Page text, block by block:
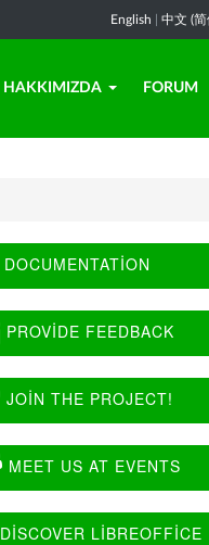
English 中文 (简
HAKKIMIZDA FORUM
DOCUMENTATION
PROVIDE FEEDBACK
JOIN THE PROJECT!
MEET US AT EVENTS
DISCOVER LIBREOFFICE